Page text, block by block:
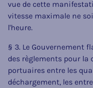
vue de cette
vitesse maximale ne
l'heure.
§ 3. Le Gouvernement
des règlements pour
portuaires entre les
déchargement, les